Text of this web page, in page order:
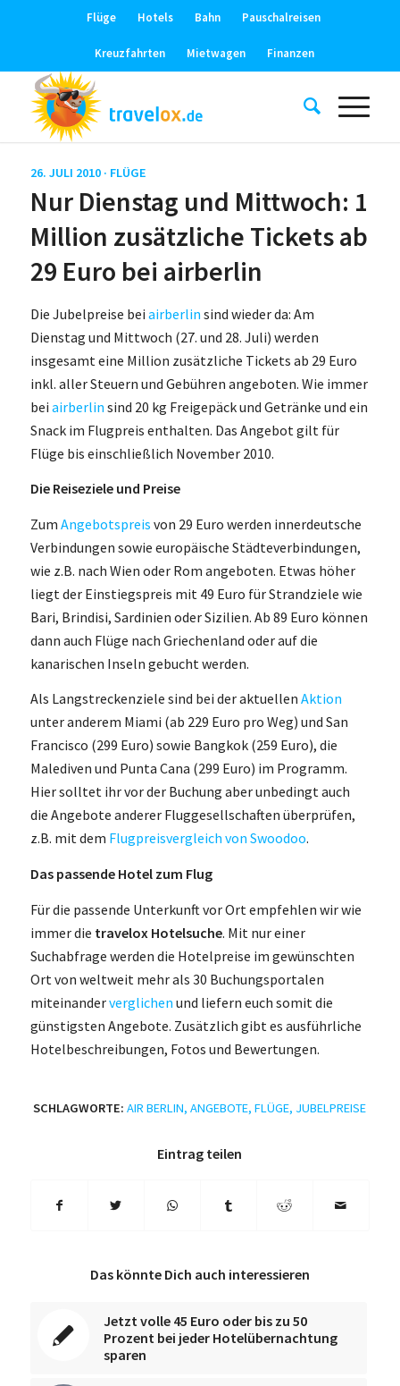
Flüge Hotels Bahn Pauschalreisen
Kreuzfahrten Mietwagen Finanzen
26. JULI 2010 · FLÜGE
Nur Dienstag und Mittwoch: 1
Million zusätzliche Tickets ab
29 Euro bei airberlin
Die Jubelpreise bei airberlin sind wieder da: Am
Dienstag und Mittwoch (27. und 28. Juli) werden
insgesamt eine Million zusätzliche Tickets ab 29 Euro
inkl. aller Steuern und Gebühren angeboten. Wie immer
bei airberlin sind 20 kg Freigepäck und Getränke und ein
Snack im Flugpreis enthalten. Das Angebot gilt für
Flüge bis einschließlich November 2010.
Die Reiseziele und Preise
Zum Angebotspreis von 29 Euro werden innerdeutsche
Verbindungen sowie europäische Städteverbindungen,
wie z.B. nach Wien oder Rom angeboten. Etwas höher
liegt der Einstiegspreis mit 49 Euro für Strandziele wie
Bari, Brindisi, Sardinien oder Sizilien. Ab 89 Euro können
dann auch Flüge nach Griechenland oder auf die
kanarischen Inseln gebucht werden.
Als Langstreckenziele sind bei der aktuellen Aktion
unter anderem Miami (ab 229 Euro pro Weg) und San
Francisco (299 Euro) sowie Bangkok (259 Euro), die
Malediven und Punta Cana (299 Euro) im Programm.
Hier solltet ihr vor der Buchung aber unbedingt auch
die Angebote anderer Fluggesellschaften überprüfen,
z.B. mit dem Flugpreisvergleich von Swoodoo.
Das passende Hotel zum Flug
Für die passende Unterkunft vor Ort empfehlen wir wie
immer die travelox Hotelsuche. Mit nur einer
Suchabfrage werden die Hotelpreise im gewünschten
Ort von weltweit mehr als 30 Buchungsportalen
miteinanderverglichen und liefern euch somit die
günstigsten Angebote. Zusätzlich gibt es ausführliche
Hotelbeschreibungen, Fotos und Bewertungen.
SCHLAGWORTE: AIR BERLIN,ANGEBOTE,FLÜGE, JUBELPREISE
Eintrag teilen
Das könnte Dich auch interessieren
Jetzt volle 45 Euro oder bis zu 50
Prozent bei jeder Hotelübernachtung
sparen